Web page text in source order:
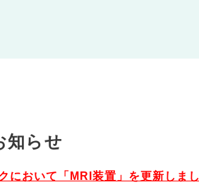
知らせ
おいて「MRI装置」を更新しまし